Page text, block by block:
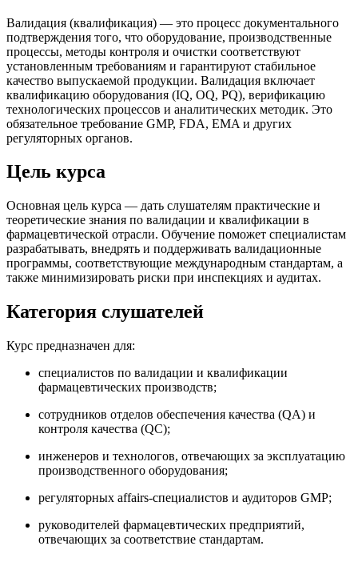
Валидация (квалификация) — это процесс документального
подтверждения того, что оборудование, производственные
процессы, методы контроля и очистки соответствуют
установленным требованиям и гарантируют стабильное
качество выпускаемой продукции. Валидация включает
квалификацию оборудования (IQ, OQ, PQ), верификацию
технологических процессов и аналитических методик. Это
обязательное требование GMP, FDA, EMA и других
регуляторных органов.
Цель курса
Основная цель курса — дать слушателям практические и
теоретические знания по валидации и квалификации в
фармацевтической отрасли. Обучение поможет специалистам
разрабатывать, внедрять и поддерживать валидационные
программы, соответствующие международным стандартам, а
также минимизировать риски при инспекциях и аудитах.
Категория слушателей
Курс предназначен для:
специалистов по валидации и квалификации
фармацевтических производств;
сотрудников отделов обеспечения качества (QA) и
контроля качества (QC);
инженеров и технологов, отвечающих за эксплуатацию
производственного оборудования;
регуляторных affairs-специалистов и аудиторов GMP;
руководителей фармацевтических предприятий,
отвечающих за соответствие стандартам.